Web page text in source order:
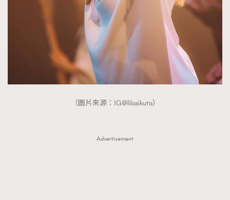
（圖片來源：IG@lilasikuta）
Advertisement